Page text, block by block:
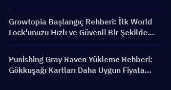
Güncellemesinde Nasıl Daha Akıllıca Satın
Growtopia Başlangıç Rehberi: İlk World
Lock'unuzu Hızlı ve Güvenli Bir Şekilde
Alın
Punishing Gray Raven Yükleme Rehberi:
Gökkuşağı Kartları Daha Uygun Fiyata